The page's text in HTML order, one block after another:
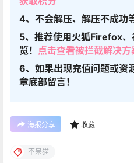
4、不会解压、解压不成功
5、推荐使用火狐Firefox
览！ 点击查看被拦截解决方
6、如果出现充值问题或资
章底部留言！
海报分享 收藏
不呆猫